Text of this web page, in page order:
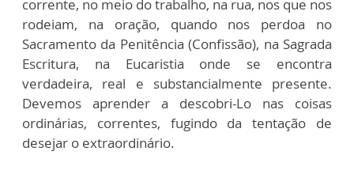
corrente, no meio do trabalho, na rua, nos que nos
rodeiam, na oração, quando nos perdoa no
Sacramento da Penitência (Confissão), na Sagrada
Escritura, na Eucaristia onde se encontra
verdadeira, real e substancialmente presente.
Devemos aprender a descobri-Lo nas coisas
ordinárias, correntes, fugindo da tentação de
desejar o extraordinário.